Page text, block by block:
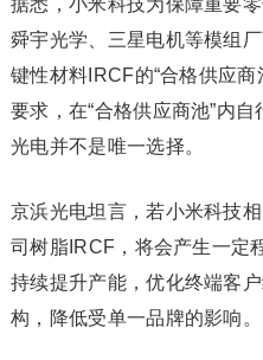
舜宇光学、三星电机等模组
键性材料IRCF的“合格供应
要求，在“合格供应商池”内
光电并不是唯一选择。
京浜光电坦言，若小米科技
司树脂IRCF，将会产生一定
持续提升产能，优化终端客
构，降低受单一品牌的影响。